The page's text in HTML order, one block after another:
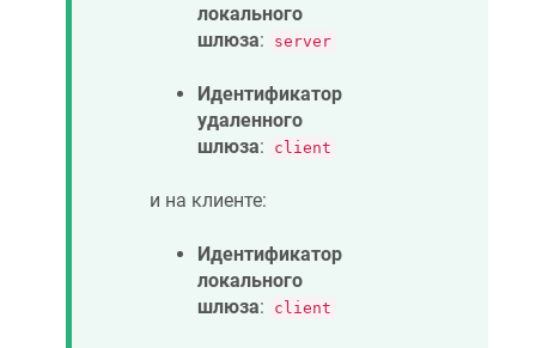
локального
шлюза: server
Идентификатор
удаленного
шлюза: client
и на клиенте:
Идентификатор
локального
шлюза: client